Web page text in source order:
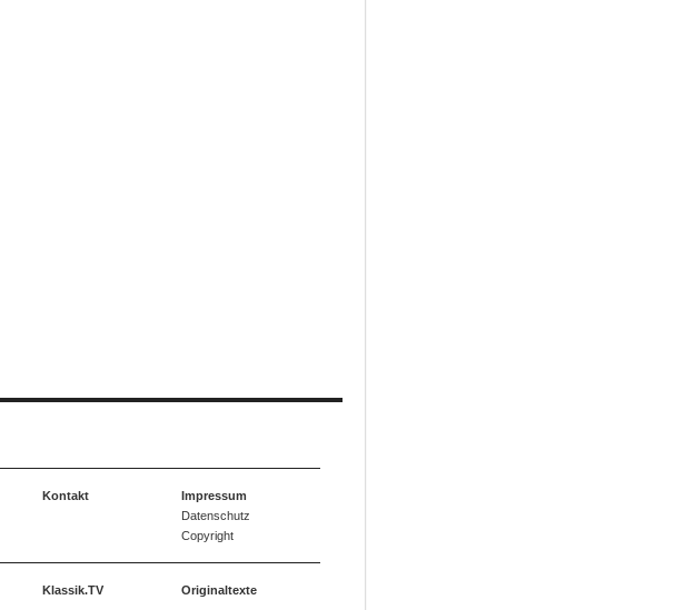
Kontakt
Impressum
Datenschutz
Copyright
Klassik.TV Originaltexte